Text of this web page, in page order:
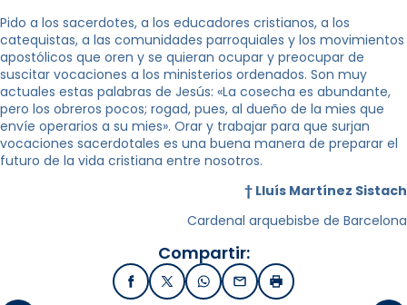
Pido a los sacerdotes, a los educadores cristianos, a los
catequistas, a las comunidades parroquiales y los movimientos
apostólicos que oren y se quieran ocupar y preocupar de
suscitar vocaciones a los ministerios ordenados. Son muy
actuales estas palabras de Jesús: «La cosecha es abundante,
pero los obreros pocos; rogad, pues, al dueño de la mies que
envíe operarios a su mies». Orar y trabajar para que surjan
vocaciones sacerdotales es una buena manera de preparar el
futuro de la vida cristiana entre nosotros.
† Lluís Martínez Sistach
Cardenal arquebisbe de Barcelona
Compartir:
FacebookX / TwitterWhatsApp
EmailImprimir